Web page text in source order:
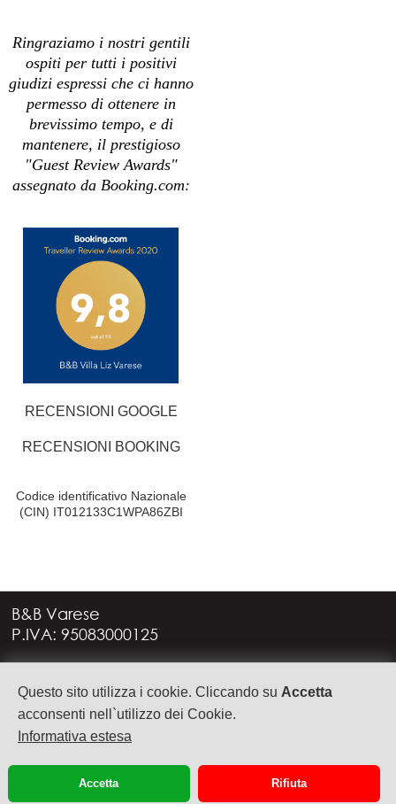
Questo sito utilizza i cookie. Cliccando su Accetta
acconsenti nell`utilizzo dei Cookie.
Informativa estesa
Accetta Rifiuta
Ringraziamo i nostri gentili
ospiti per tutti i positivi
giudizi espressi che ci hanno
permesso di ottenere in
brevissimo tempo, e di
mantenere, il prestigioso
"Guest Review Awards"
assegnato da Booking.com:
RECENSIONI GOOGLE
RECENSIONI BOOKING
Codice identificativo Nazionale
(CIN) IT012133C1WPA86ZBI
B&B Varese
P.IVA: 95083000125
21949 CASTRONNO (VA)
+39 335 6088957
info@bbvarese.it
cookie